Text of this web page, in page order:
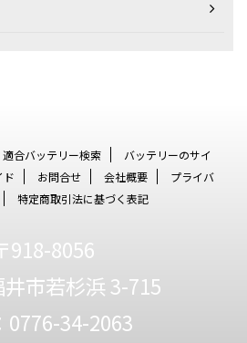
適合バッテリー検索
バッテリーのサイ
ド お問合せ 会社概要
プライバ
特定商取引法に基づく表記
918-8056
市若杉浜 3-715
0776-34-2063